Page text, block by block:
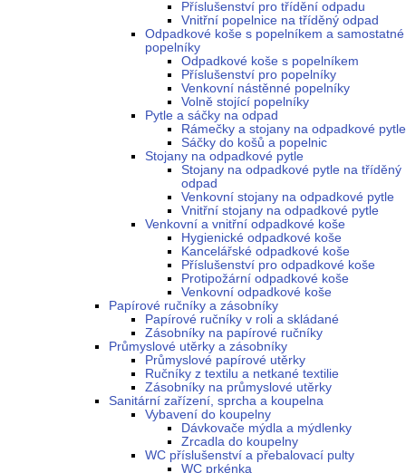
Příslušenství pro třídění odpadu
Vnitřní popelnice na tříděný odpad
Odpadkové koše s popelníkem a samostatné
popelníky
Odpadkové koše s popelníkem
Příslušenství pro popelníky
Venkovní nástěnné popelníky
Volně stojící popelníky
Pytle a sáčky na odpad
Rámečky a stojany na odpadkové pytle
Sáčky do košů a popelnic
Stojany na odpadkové pytle
Stojany na odpadkové pytle na tříděný
odpad
Venkovní stojany na odpadkové pytle
Vnitřní stojany na odpadkové pytle
Venkovní a vnitřní odpadkové koše
Hygienické odpadkové koše
Kancelářské odpadkové koše
Příslušenství pro odpadkové koše
Protipožární odpadkové koše
Venkovní odpadkové koše
Papírové ručníky a zásobníky
Papírové ručníky v roli a skládané
Zásobníky na papírové ručníky
Průmyslové utěrky a zásobníky
Průmyslové papírové utěrky
Ručníky z textilu a netkané textilie
Zásobníky na průmyslové utěrky
Sanitární zařízení, sprcha a koupelna
Vybavení do koupelny
Dávkovače mýdla a mýdlenky
Zrcadla do koupelny
WC příslušenství a přebalovací pulty
WC prkénka